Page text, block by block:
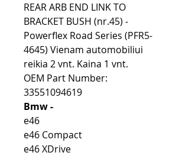
REAR ARB END LINK TO
BRACKET BUSH (nr.45) -
Powerflex Road Series (PFR5-
4645) Vienam automobiliui
reikia 2 vnt. Kaina 1 vnt.
OEM Part Number:
33551094619
Bmw -
e46
e46 Compact
e46 XDrive